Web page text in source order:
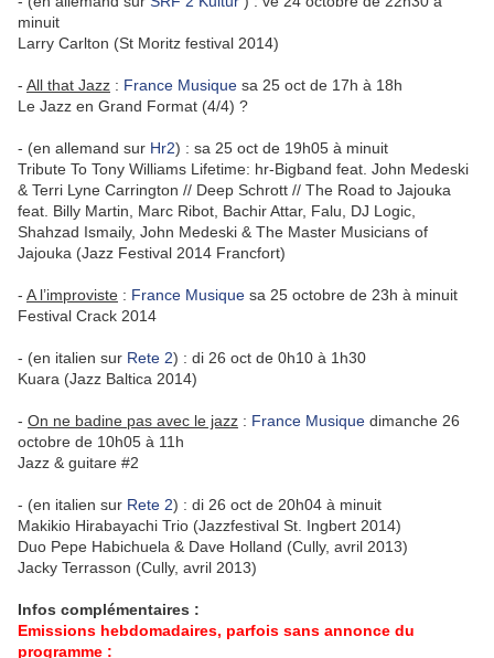
minuit
Larry Carlton (St Moritz festival 2014)
- All that Jazz : France Musique sa 25 oct de 17h à 18h
Le Jazz en Grand Format (4/4) ?
- (en allemand sur Hr2) : sa 25 oct de 19h05 à minuit
Tribute To Tony Williams Lifetime: hr-Bigband feat. John Medeski
& Terri Lyne Carrington // Deep Schrott // The Road to Jajouka
feat. Billy Martin, Marc Ribot, Bachir Attar, Falu, DJ Logic,
Shahzad Ismaily, John Medeski & The Master Musicians of
Jajouka (Jazz Festival 2014 Francfort)
- A l’improviste : France Musique sa 25 octobre de 23h à minuit
Festival Crack 2014
- (en italien sur Rete 2) : di 26 oct de 0h10 à 1h30
Kuara (Jazz Baltica 2014)
- On ne badine pas avec le jazz : France Musique dimanche 26
octobre de 10h05 à 11h
Jazz & guitare #2
- (en italien sur Rete 2) : di 26 oct de 20h04 à minuit
Makikio Hirabayachi Trio (Jazzfestival St. Ingbert 2014)
Duo Pepe Habichuela & Dave Holland (Cully, avril 2013)
Jacky Terrasson (Cully, avril 2013)
Infos complémentaires :
Emissions hebdomadaires, parfois sans annonce du
programme :